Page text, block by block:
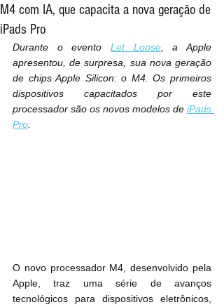
M4 com IA, que capacita a nova geração de
iPads Pro
Durante o evento Let Loose, a Apple
apresentou, de surpresa, sua nova geração
de chips Apple Silicon: o M4. Os primeiros
dispositivos capacitados por este
processador são os novos modelos de iPads
Pro
O novo processador M4, desenvolvido pela
Apple, traz uma série de avanços
tecnológicos para dispositivos eletrônicos,